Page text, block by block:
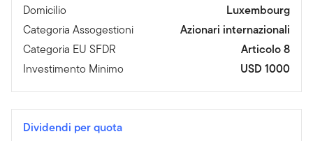
Domicilio
Luxembourg
Categoria Assogestioni
Azionari internazionali
Categoria EU SFDR
Articolo 8
Investimento Minimo
USD 1000
Dividendi per quota